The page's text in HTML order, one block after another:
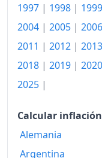
1972
1973
1975
1977
1978
1997 | 1998 | 1999
2004 | 2005 | 2006
2011 | 2012 | 2013
2018 | 2019 | 2020
2025 |
Calcular
Alemania
Argentina